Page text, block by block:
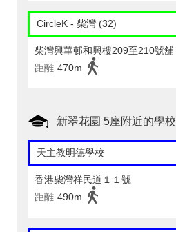
CircleK - 柴灣 (32)
柴灣興華邨和興樓209至210號舖
距離 470m
新翠花園 5座附近的學校
天主教明德學校
香港柴灣祥民道１１號
距離 490m